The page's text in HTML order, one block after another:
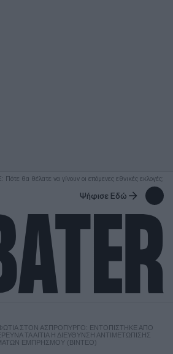
Πότε θα θέλατε να γίνουν οι επόμενες εθνικές εκλογές;
Ψήφισε Εδώ
ΣΤΟΝ ΑΣΠΡΌΠΥΡΓΌ: EΝΤΟΠΊΣΤΗΚΕ ΑΠΌ
ΤΑ ΑΊΤΙΑ Η ΔΙΕΎΘΥΝΣΗ ΑΝΤΙΜΕΤΏΠΙΣΗΣ
ΕΜΠΡΗΣΜΟΎ (ΒΊΝΤΕΟ)